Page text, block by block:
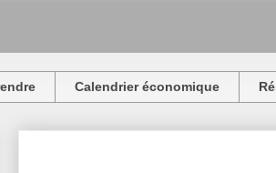
Calendrier économique